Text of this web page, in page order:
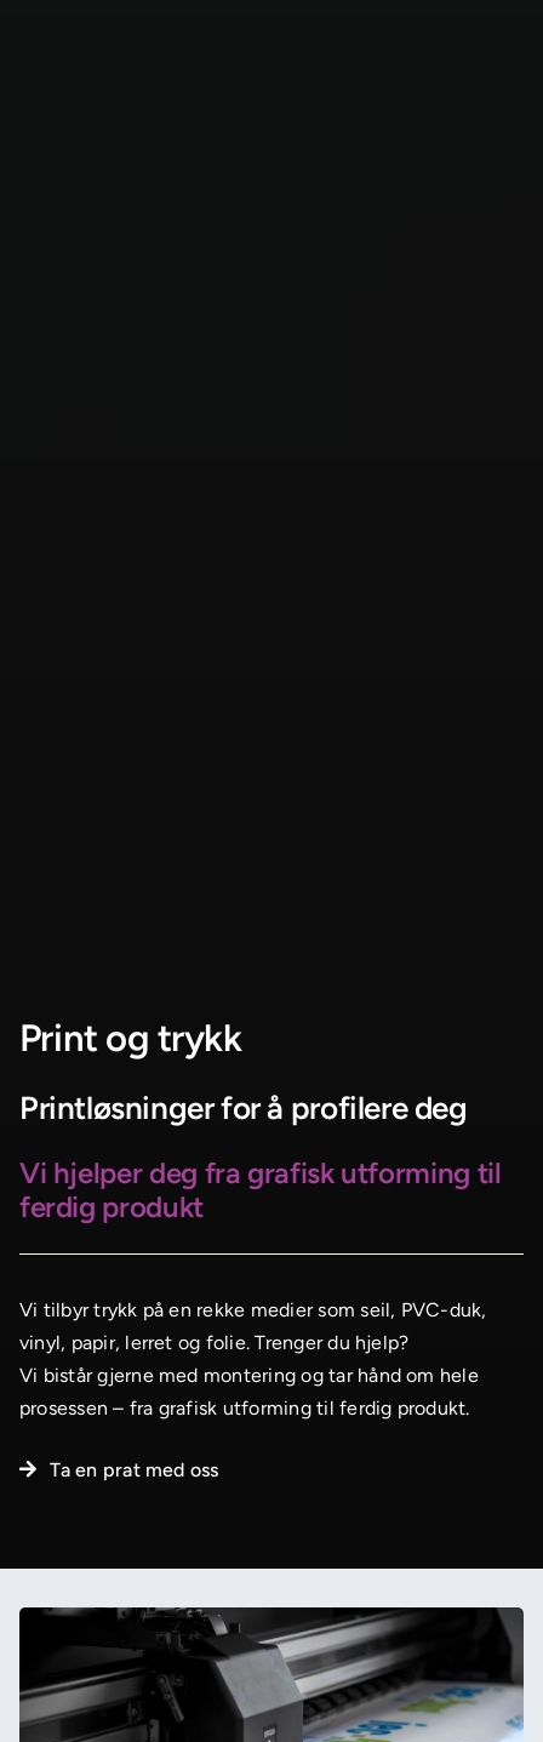
Print og trykk
Printløsninger for å profilere deg
Vi hjelper deg fra grafisk utforming til
ferdig produkt
Vi tilbyr trykk på en rekke medier som seil, PVC-duk,
vinyl, papir, lerret og folie. Trenger du hjelp?
Vi bistår gjerne med montering og tar hånd om hele
prosessen – fra grafisk utforming til ferdig produkt.
Ta en prat med oss